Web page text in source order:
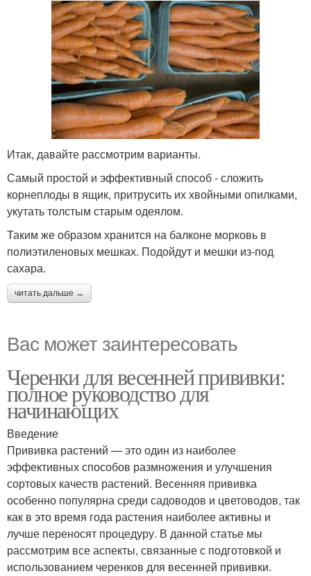
Итак, давайте рассмотрим варианты.
Самый простой и эффективный способ - сложить
корнеплоды в ящик, притрусить их хвойными опилками,
укутать толстым старым одеялом.
Таким же образом хранится на балконе морковь в
полиэтиленовых мешках. Подойдут и мешки из-под
сахара.
читать дальше →
Вас может заинтересовать
Черенки для весенней прививки:
полное руководство для
начинающих
Введение
Прививка растений — это один из наиболее
эффективных способов размножения и улучшения
сортовых качеств растений. Весенняя прививка
особенно популярна среди садоводов и цветоводов, так
как в это время года растения наиболее активны и
лучше переносят процедуру. В данной статье мы
рассмотрим все аспекты, связанные с подготовкой и
использованием черенков для весенней прививки.